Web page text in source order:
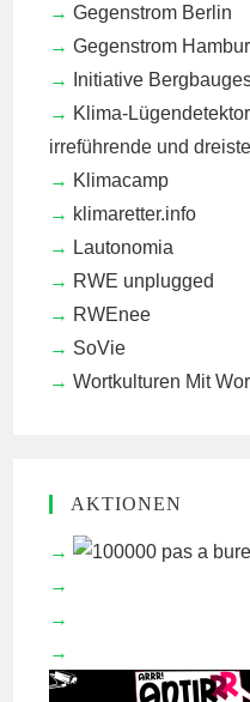
Gegenstrom Berlin
Gegenstrom
Initiative
Klima-Lügendetektor
irreführende und
Klimacamp
klimaretter.info
Lautonomia
RWE unplugged
RWEnee
SoVie
Wortkulturen Mit
AKTIONEN